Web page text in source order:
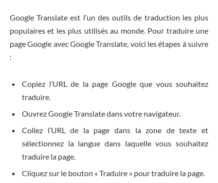
Google Translate est l’un des outils de traduction les plus
populaires et les plus utilisés au monde. Pour traduire une
page Google avec Google Translate, voici les étapes à suivre
:
Copiez l’URL de la page Google que vous souhaitez
traduire.
Ouvrez Google Translate dans votre navigateur.
Collez l’URL de la page dans la zone de texte et
sélectionnez la langue dans laquelle vous souhaitez
traduire la page.
Cliquez sur le bouton « Traduire » pour traduire la page.